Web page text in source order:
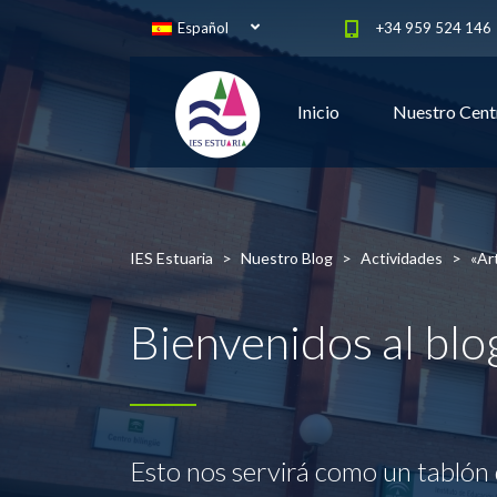
Español +34 959 524 146
Inicio Nuestro
IES Estuaria > Nuestro Blog > Actividades >
Bienvenidos al
Esto nos servirá como un